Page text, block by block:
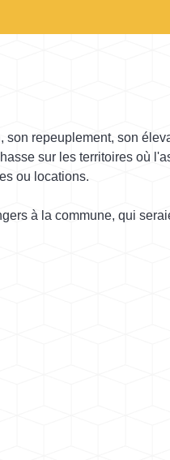
repeuplement, son
sur les territoires où
ou locations.
à la commune, qui